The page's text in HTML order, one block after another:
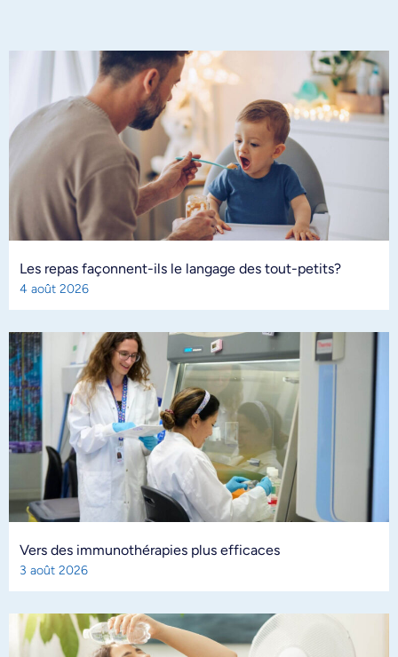
Les repas façonnent-ils le langage des tout-petits?
4 août 2026
Vers des immunothérapies plus efficaces
3 août 2026